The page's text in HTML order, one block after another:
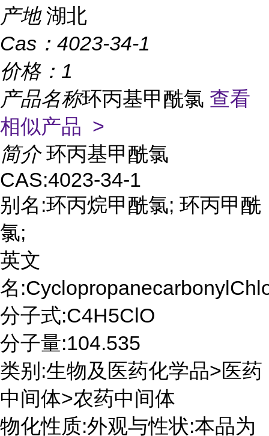
产地 湖北
Cas： 4023-34-1
价格： 1
产品名称环丙基甲酰氯 查看
相似产品 >
简介 环丙基甲酰氯
CAS:4023-34-1
别名:环丙烷甲酰氯; 环丙甲酰
氯;
英文
名
分子式:C4H5ClO
分子量:104.535
类别:生物及医药化学品>医药
中间体>农药中间体
物化性质:外观与性状:本品为